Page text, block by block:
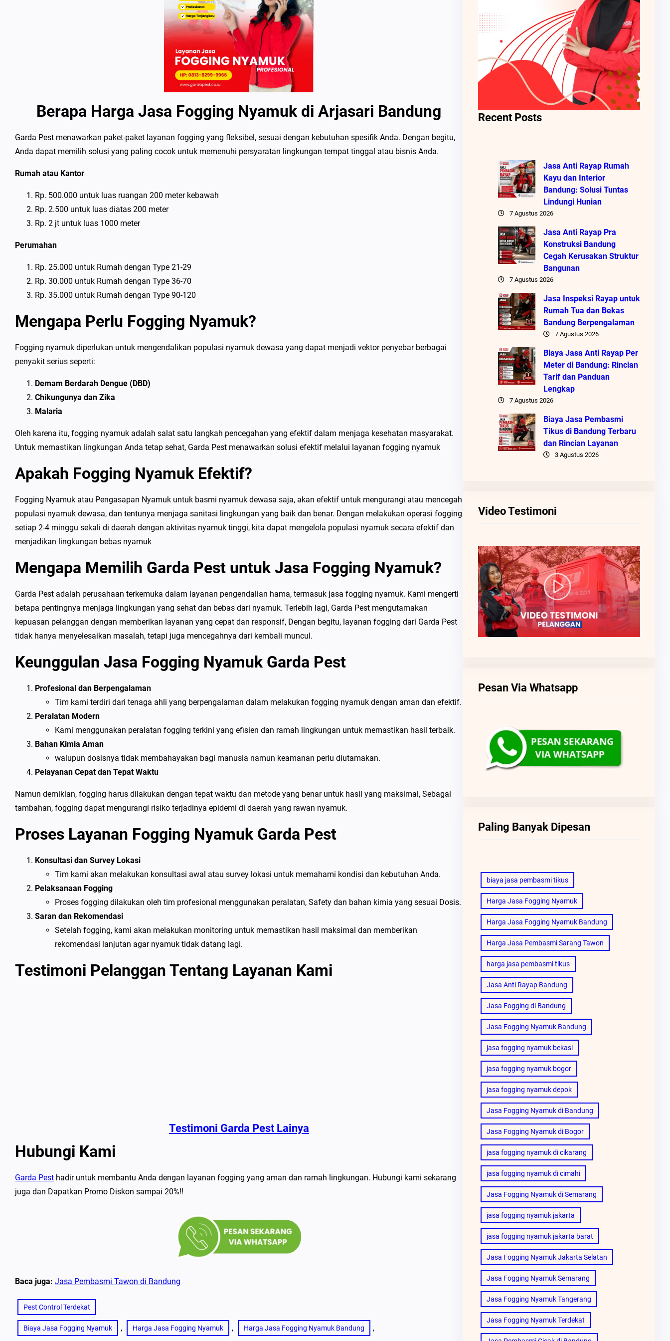
Berapa Harga Jasa Fogging Nyamuk di Arjasari Bandung
Garda Pest menawarkan paket-paket layanan fogging yang fleksibel, sesuai dengan kebutuhan spesifik Anda. Dengan begitu,
Anda dapat memilih solusi yang paling cocok untuk memenuhi persyaratan lingkungan tempat tinggal atau bisnis Anda.
Rumah atau Kantor
Rp. 500.000 untuk luas ruangan 200 meter kebawah
Rp. 2.500 untuk luas diatas 200 meter
Rp. 2 jt untuk luas 1000 meter
Perumahan
Rp. 25.000 untuk Rumah dengan Type 21-29
Rp. 30.000 untuk Rumah dengan Type 36-70
Rp. 35.000 untuk Rumah dengan Type 90-120
Mengapa Perlu Fogging Nyamuk?
Fogging nyamuk diperlukan untuk mengendalikan populasi nyamuk dewasa yang dapat menjadi vektor penyebar berbagai
penyakit serius seperti:
Demam Berdarah Dengue (DBD)
Chikungunya dan Zika
Malaria
Oleh karena itu, fogging nyamuk adalah salat satu langkah pencegahan yang efektif dalam menjaga kesehatan masyarakat.
Untuk memastikan lingkungan Anda tetap sehat, Garda Pest menawarkan solusi efektif melalui layanan fogging nyamuk
Apakah Fogging Nyamuk Efektif?
Fogging Nyamuk atau Pengasapan Nyamuk untuk basmi nyamuk dewasa saja, akan efektif untuk mengurangi atau mencegah
populasi nyamuk dewasa, dan tentunya menjaga sanitasi lingkungan yang baik dan benar. Dengan melakukan operasi fogging
setiap 2-4 minggu sekali di daerah dengan aktivitas nyamuk tinggi, kita dapat mengelola populasi nyamuk secara efektif dan
menjadikan lingkungan bebas nyamuk
Mengapa Memilih Garda Pest untuk Jasa Fogging Nyamuk?
Garda Pest adalah perusahaan terkemuka dalam layanan pengendalian hama, termasuk jasa fogging nyamuk. Kami mengerti
betapa pentingnya menjaga lingkungan yang sehat dan bebas dari nyamuk. Terlebih lagi, Garda Pest mengutamakan
kepuasan pelanggan dengan memberikan layanan yang cepat dan responsif, Dengan begitu, layanan fogging dari Garda Pest
tidak hanya menyelesaikan masalah, tetapi juga mencegahnya dari kembali muncul.
Keunggulan Jasa Fogging Nyamuk Garda Pest
Profesional dan Berpengalaman
Tim kami terdiri dari tenaga ahli yang berpengalaman dalam melakukan fogging nyamuk dengan aman dan efektif.
Peralatan Modern
Kami menggunakan peralatan fogging terkini yang efisien dan ramah lingkungan untuk memastikan hasil terbaik.
Bahan Kimia Aman
walupun dosisnya tidak membahayakan bagi manusia namun keamanan perlu diutamakan.
Pelayanan Cepat dan Tepat Waktu
Namun demikian, fogging harus dilakukan dengan tepat waktu dan metode yang benar untuk hasil yang maksimal, Sebagai
tambahan, fogging dapat mengurangi risiko terjadinya epidemi di daerah yang rawan nyamuk.
Proses Layanan Fogging Nyamuk Garda Pest
Konsultasi dan Survey Lokasi
Tim kami akan melakukan konsultasi awal atau survey lokasi untuk memahami kondisi dan kebutuhan Anda.
Pelaksanaan Fogging
Proses fogging dilakukan oleh tim profesional menggunakan peralatan, Safety dan bahan kimia yang sesuai Dosis.
Saran dan Rekomendasi
Setelah fogging, kami akan melakukan monitoring untuk memastikan hasil maksimal dan memberikan
rekomendasi lanjutan agar nyamuk tidak datang lagi.
Testimoni Pelanggan Tentang Layanan Kami
Testimoni Garda Pest Lainya
Hubungi Kami
Garda Pest hadir untuk membantu Anda dengan layanan fogging yang aman dan ramah lingkungan. Hubungi kami sekarang
juga dan Dapatkan Promo Diskon sampai 20%!!
Baca juga: Jasa Pembasmi Tawon di Bandung
Pest Control Terdekat
Biaya Jasa Fogging Nyamuk , Harga Jasa Fogging Nyamuk , Harga Jasa Fogging Nyamuk Bandung ,
Recent Posts
Jasa Anti Rayap Rumah
Kayu dan Interior
Bandung: Solusi Tuntas
Lindungi Hunian
7 Agustus 2026
Jasa Anti Rayap Pra
Konstruksi Bandung
Cegah Kerusakan Struktur
Bangunan
7 Agustus 2026
Jasa Inspeksi Rayap untuk
Rumah Tua dan Bekas
Bandung Berpengalaman
7 Agustus 2026
Biaya Jasa Anti Rayap Per
Meter di Bandung: Rincian
Tarif dan Panduan
Lengkap
7 Agustus 2026
Biaya Jasa Pembasmi
Tikus di Bandung Terbaru
dan Rincian Layanan
3 Agustus 2026
Video Testimoni
Pesan Via Whatsapp
Paling Banyak Dipesan
biaya jasa pembasmi tikus
Harga Jasa Fogging Nyamuk
Harga Jasa Fogging Nyamuk Bandung
Harga Jasa Pembasmi Sarang Tawon
harga jasa pembasmi tikus
Jasa Anti Rayap Bandung
Jasa Fogging di Bandung
Jasa Fogging Nyamuk Bandung
jasa fogging nyamuk bekasi
jasa fogging nyamuk bogor
jasa fogging nyamuk depok
Jasa Fogging Nyamuk di Bandung
Jasa Fogging Nyamuk di Bogor
jasa fogging nyamuk di cikarang
jasa fogging nyamuk di cimahi
Jasa Fogging Nyamuk di Semarang
jasa fogging nyamuk jakarta
jasa fogging nyamuk jakarta barat
Jasa Fogging Nyamuk Jakarta Selatan
Jasa Fogging Nyamuk Semarang
Jasa Fogging Nyamuk Tangerang
Jasa Fogging Nyamuk Terdekat